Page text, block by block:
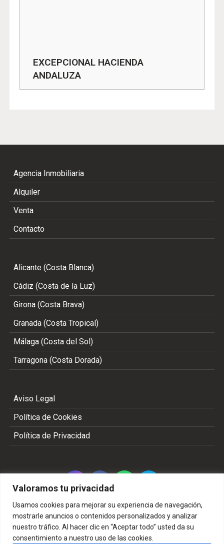
Valoramos tu privacidad
Usamos cookies para mejorar su experiencia de navegación,
mostrarle anuncios o contenidos personalizados y analizar
nuestro tráfico. Al hacer clic en “Aceptar todo” usted da su
consentimiento a nuestro uso de las cookies.
EXCEPCIONAL HACIENDA
ANDALUZA
Agencia Inmobiliaria
Alquiler
Venta
Contacto
Alicante (Costa Blanca)
Cádiz (Costa de la Luz)
Girona (Costa Brava)
Granada (Costa Tropical)
Málaga (Costa del Sol)
Tarragona (Costa Dorada)
Aviso Legal
Política de Cookies
Política de Privacidad
Copyright 2002 - 2026 © TODOS LOS DERECHOS